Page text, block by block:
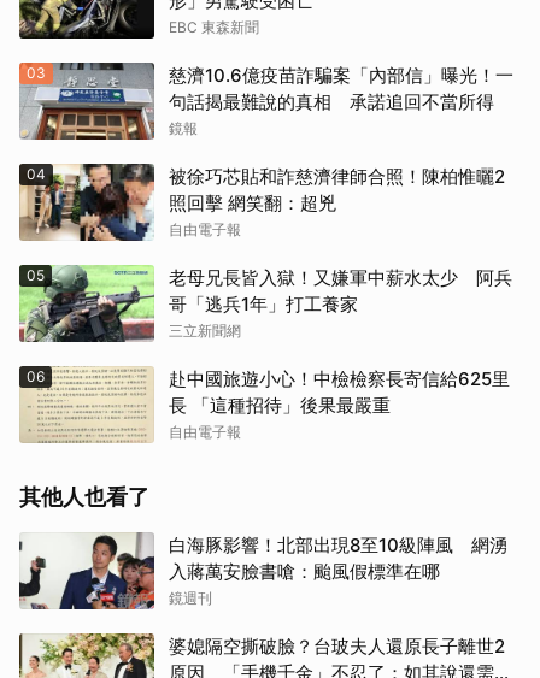
EBC 東森新聞
03
慈濟10.6億疫苗詐騙案「內部信」曝光！一
句話揭最難說的真相 承諾追回不當所得
鏡報
04
被徐巧芯貼和詐慈濟律師合照！陳柏惟曬2
照回擊 網笑翻：超兇
自由電子報
05
老母兄長皆入獄！又嫌軍中薪水太少 阿兵
哥「逃兵1年」打工養家
三立新聞網
06
赴中國旅遊小心！中檢檢察長寄信給625里
長 「這種招待」後果最嚴重
自由電子報
其他人也看了
白海豚影響！北部出現8至10級陣風 網湧
入蔣萬安臉書嗆：颱風假標準在哪
鏡週刊
婆媳隔空撕破臉？台玻夫人還原長子離世2
原因 「手機千金」不忍了：如其說還需要